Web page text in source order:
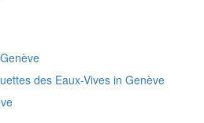
des Eaux-Vives in Genève